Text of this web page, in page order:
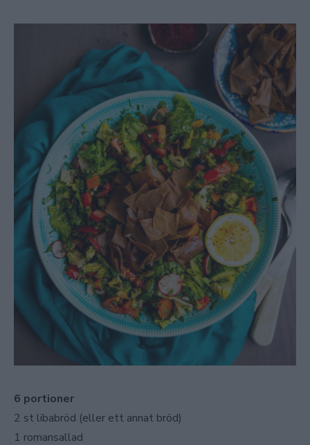
6 portioner
2 st libabröd (eller ett annat bröd)
1 romansallad